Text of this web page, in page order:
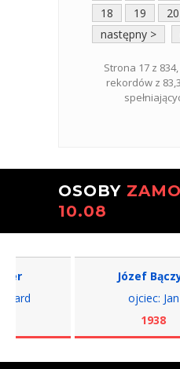
18
19 20
następny >
Strona 17 z
rekordów z
OSOBY
10.08